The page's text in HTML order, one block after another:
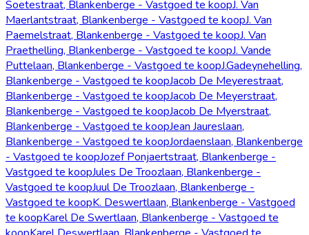
Soetestraat, Blankenberge - Vastgoed te koopJ. Van
Maerlantstraat, Blankenberge - Vastgoed te koopJ. Van
Paemelstraat, Blankenberge - Vastgoed te koopJ. Van
Praethelling, Blankenberge - Vastgoed te koopJ. Vande
Puttelaan, Blankenberge - Vastgoed te koopJ.Gadeynehelling,
Blankenberge - Vastgoed te koopJacob De Meyerestraat,
Blankenberge - Vastgoed te koopJacob De Meyerstraat,
Blankenberge - Vastgoed te koopJacob De Myerstraat,
Blankenberge - Vastgoed te koopJean Jaureslaan,
Blankenberge - Vastgoed te koopJordaenslaan, Blankenberge
- Vastgoed te koopJozef Ponjaertstraat, Blankenberge -
Vastgoed te koopJules De Troozlaan, Blankenberge -
Vastgoed te koopJuul De Troozlaan, Blankenberge -
Vastgoed te koopK. Deswertlaan, Blankenberge - Vastgoed
te koopKarel De Swertlaan, Blankenberge - Vastgoed te